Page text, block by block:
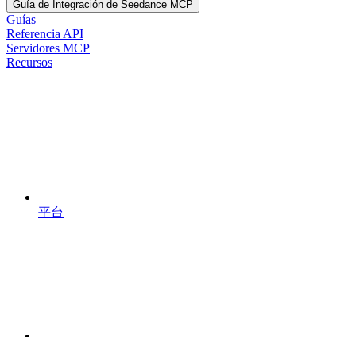
Guía de Integración de Seedance MCP
Guías
Referencia API
Servidores MCP
Recursos
平台